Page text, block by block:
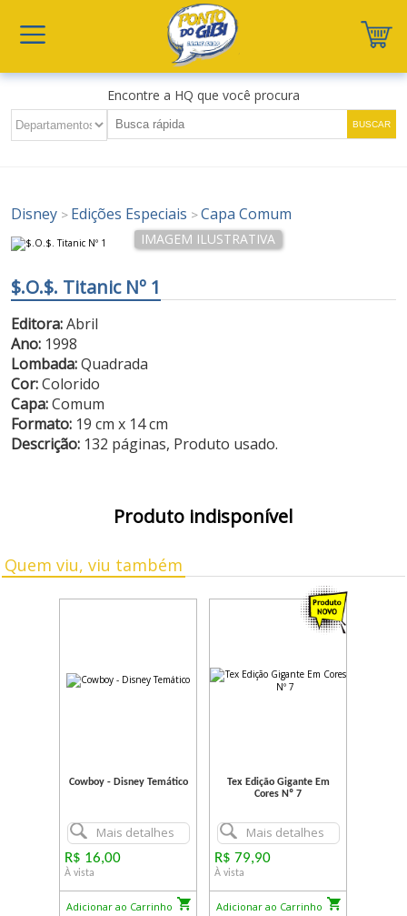
Encontre a HQ que você procura
Disney > Edições Especiais >Capa Comum
$.O.$. Titanic Nº 1
Editora:Abril
Ano: 1998
Lombada:Quadrada
Cor:Colorido
Capa:Comum
Formato: 19 cm x 14 cm
Descrição: 132 páginas, Produto usado.
Produto indisponível
Quem viu, viu também
Cowboy - Disney Temático
Mais detalhes
R$ 16,00
À vista
Adicionar ao Carrinho
Tex Edição Gigante Em
Cores Nº 7
Mais detalhes
R$ 79,90
À vista
Adicionar ao Carrinho